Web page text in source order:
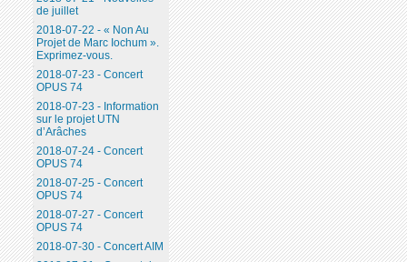
de juillet
2018-07-22 - « Non Au
Projet de Marc Iochum ».
Exprimez-vous.
2018-07-23 - Concert
OPUS 74
2018-07-23 - Information
sur le projet UTN
d’Arâches
2018-07-24 - Concert
OPUS 74
2018-07-25 - Concert
OPUS 74
2018-07-27 - Concert
OPUS 74
2018-07-30 - Concert AIM